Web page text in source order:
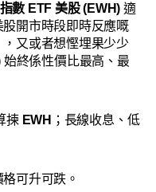
數 ETF 美股 (EWH) 適
開市時段即時反應嘅
又或者想慳埋果少少
始終係性價比最高、最
揀 EWH ；長線收息、低
可升可跌。